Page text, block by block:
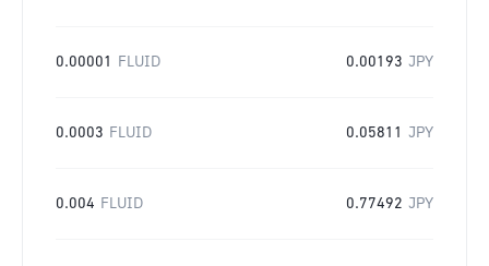
0.00001 FLUID 0.00193 JPY
0.0003 FLUID 0.05811 JPY
0.004 FLUID 0.77492 JPY